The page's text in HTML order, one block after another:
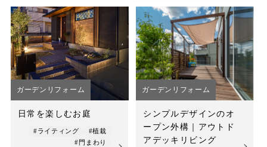
ガーデンリフォーム
日常を楽しむお庭
#ライティング
#植栽
#門まわり
ガーデンリフォーム
シンプルデザインのオ
ープン外構｜アウトド
アデッキリビング